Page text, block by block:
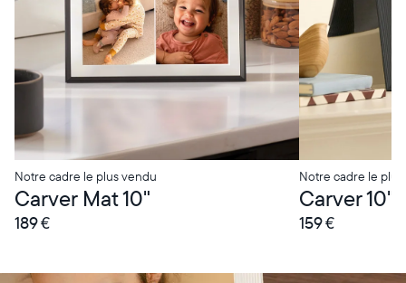
Notre cadre le plus vendu
Carver Mat 10"
189 €
Notre cadre le
Carver 10"
159 €